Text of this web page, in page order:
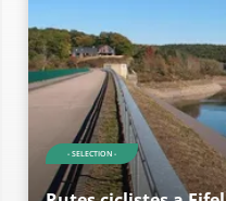
- SELECTION -